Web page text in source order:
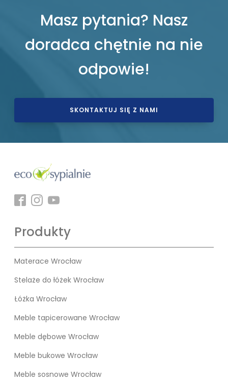
Masz pytania? Nasz
doradca chętnie na nie
odpowie!
SKONTAKTUJ SIĘ Z NAMI
Produkty
Materace Wrocław
Stelaże do łóżek Wrocław
Łóżka Wrocław
Meble tapicerowane Wrocław
Meble dębowe Wrocław
Meble bukowe Wrocław
Meble sosnowe Wrocław